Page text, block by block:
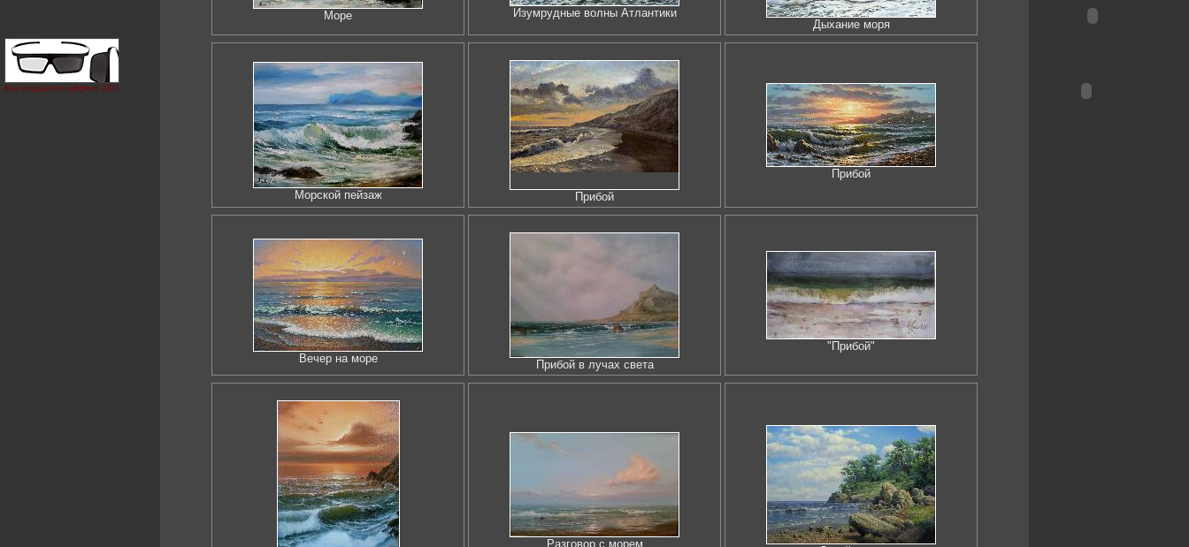
Как создаётся эффект 3D?
Море
Изумрудные волны Атлантики
Дыхание моря
Морской пейзаж Прибой
Прибой
Вечер на море Прибой в лучах света
"Прибой"
Разговор с морем